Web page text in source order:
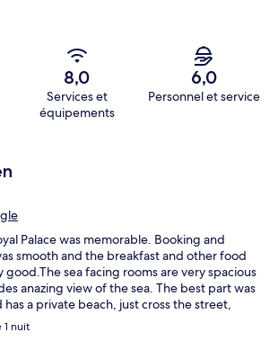
8,0
Services et
équipements
6,0
Personnel et service
Palace was memorable. Booking and
smooth and the breakfast and other food
sea facing rooms are very spacious
anazing view of the sea. The best part was
has a private beach, just cross the street,
from crowd. Local transportation is
Gate for visiting the Holy Temple Or
1 nuit